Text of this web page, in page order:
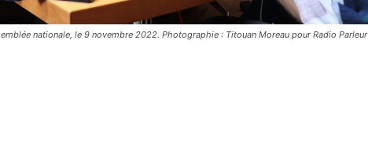
nationale, le 9 novembre 2022. Photographie : Titouan Moreau pour Radio Parleur